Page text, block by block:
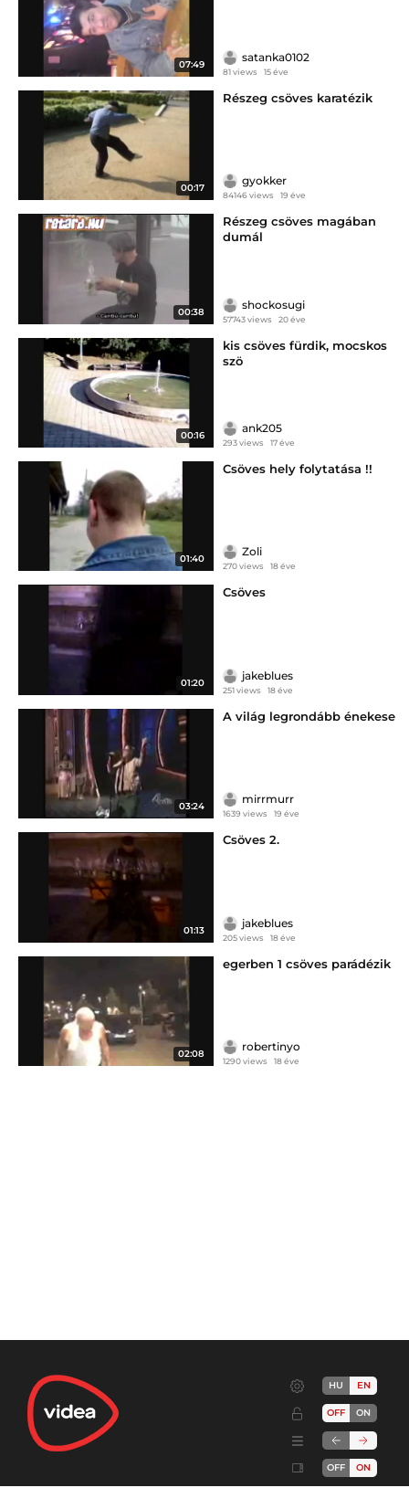
07:49
satanka0102
81 views 15 éve
00:17
Részeg csöves karatézik
gyokker
84146 views 19 éve
00:38
Részeg csöves magában
dumál
shockosugi
57743 views 20 éve
00:16
kis csöves fürdik, mocskos
szö
ank205
293 views 17 éve
01:40
Csöves hely folytatása !!
Zoli
270 views 18 éve
01:20
Csöves
jakeblues
251 views 18 éve
03:24
A világ legrondább énekese
mirrmurr
1639 views 19 éve
01:13
Csöves 2.
jakeblues
205 views 18 éve
02:08
egerben 1 csöves parádézik
robertinyo
1290 views 18 éve
HU EN
OFF ON
OFF ON